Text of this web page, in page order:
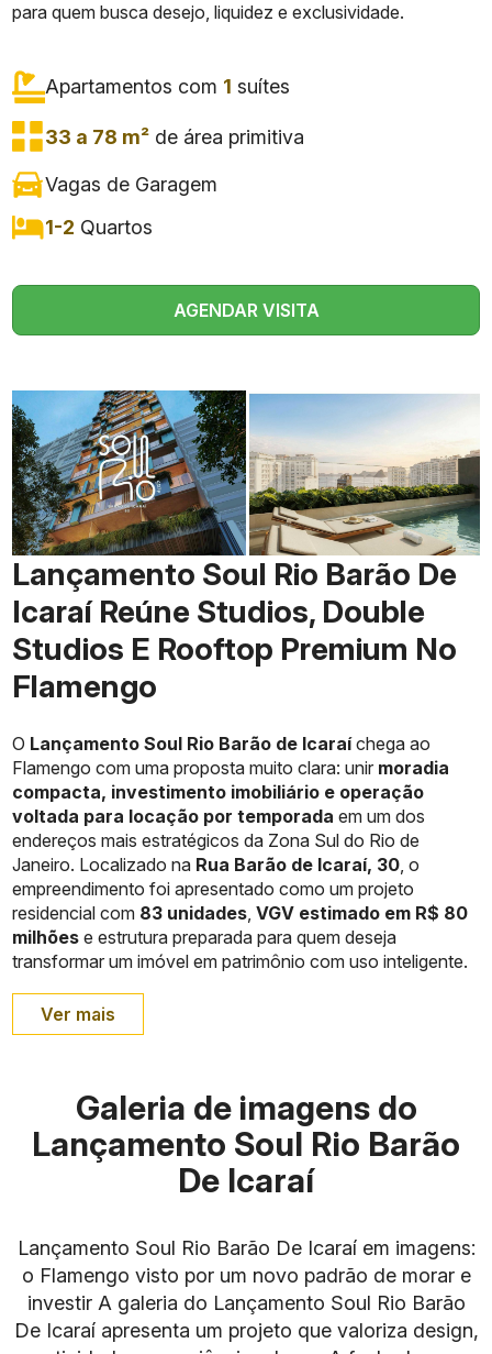
para quem busca desejo, liquidez e exclusividade.
Apartamentos com 1 suítes
33 a 78 m² de área primitiva
Vagas de Garagem
1-2 Quartos
AGENDAR VISITA
Lançamento Soul Rio Barão De
Icaraí Reúne Studios, Double
Studios E Rooftop Premium No
Flamengo
O Lançamento Soul Rio Barão de Icaraíchega ao
Flamengo com uma proposta muito clara: unir moradia
compacta, investimento imobiliário e operação
voltada para locação por temporada em um dos
endereços mais estratégicos da Zona Sul do Rio de
Janeiro. Localizado na Rua Barão de Icaraí, 30, o
empreendimento foi apresentado como um projeto
residencial com 83 unidades,VGV estimado em R$ 80
milhões e estrutura preparada para quem deseja
transformar um imóvel em patrimônio com uso inteligente.
Ver mais
Galeria de imagens do
Lançamento Soul Rio Barão
De Icaraí
Lançamento Soul Rio Barão De Icaraí em imagens:
o Flamengo visto por um novo padrão de morar e
investir A galeria do Lançamento Soul Rio Barão
De Icaraí apresenta um projeto que valoriza design,